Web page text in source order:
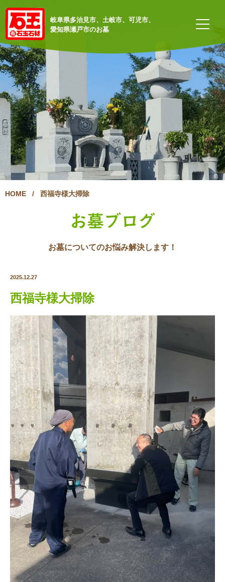
岐阜県多治見市、土岐市、可児市、
愛知県瀬戸市のお墓
HOME / 西福寺様大掃除
お墓ブログ
お墓についてのお悩み解決します！
2025.12.27
西福寺様大掃除